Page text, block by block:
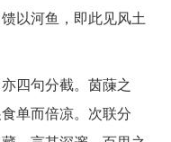
以河鱼，即此见风土
四句分截。茵蔯之
单而倍凉。次联分